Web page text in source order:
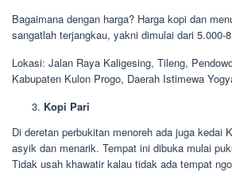
Bagaimana dengan harga? Harga kopi dan
sangatlah terjangkau, yakni dimulai dari 5.000-
Lokasi: Jalan Raya Kaligesing, Tileng,
Kabupaten Kulon Progo, Daerah Istimewa
Kopi Pari
Di deretan perbukitan menoreh ada juga kedai
asyik dan menarik. Tempat ini dibuka mulai
Tidak usah khawatir kalau tidak ada tempat